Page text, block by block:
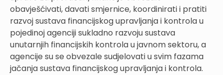
obavješćivati, davati smjernice, koordinirati i pratiti
razvoj sustava financijskog upravljanja i kontrola u
pojedinoj agenciji sukladno razvoju sustava
unutarnjih financijskih kontrola u javnom sektoru, a
agencije su se obvezale sudjelovati u svim fazama
jačanja sustava financijskog upravljanja i kontrola.